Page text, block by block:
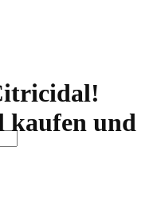
kaufen und